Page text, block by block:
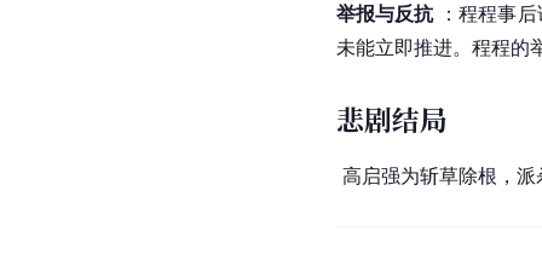
举报与反抗 ：程程事后
未能立即推进。程程的
悲剧结局
高启强为斩草除根，